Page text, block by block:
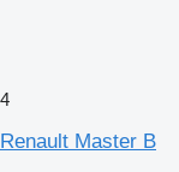
4
Renault Master B